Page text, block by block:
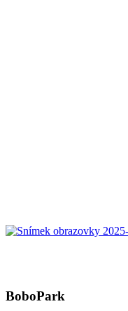
BoboPark